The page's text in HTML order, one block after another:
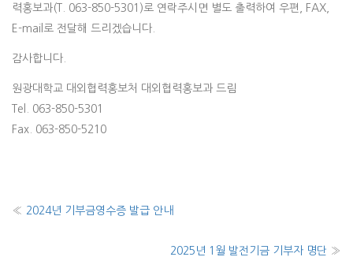
력홍보과(T. 063-850-5301)로 연락주시면 별도 출력하여 우편, FAX,
E-mail로 전달해 드리겠습니다.
감사합니다.
원광대학교 대외협력홍보처 대외협력홍보과 드림
Tel. 063-850-5301
Fax. 063-850-5210
« 2024년 기부금영수증 발급 안내
2025년 1월 발전기금 기부자 명단 »